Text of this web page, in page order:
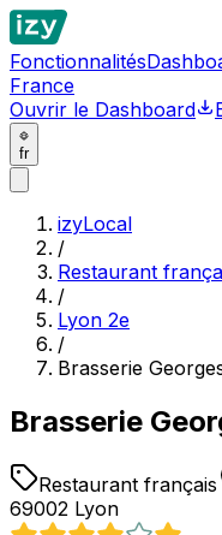
Fonctionnalités
France
Ouvrir le Dashboard
fr
izyLocal
/
Restaurant
/
Lyon 2e
/
Brasserie
Brasserie
Restaurant français
69002 Lyon